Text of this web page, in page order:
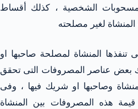
الشخصية ، كذلك أقساط
لغير مصلحته
تنفذها المنشاة لمصلحة صاحبها او
بعض عناصر المصروفات التى تحقق
وصاحبها او شريك فيها ، وفى
هذه المصروفات بين المنشاة